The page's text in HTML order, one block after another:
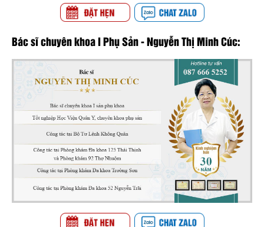
Bác sĩ chuyên khoa I Phụ Sản - Nguyễn Thị Minh Cúc: